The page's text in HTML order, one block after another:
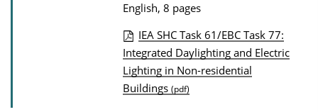
English, 8 pages
P
u
b
IEA SHC Task 61/EBC Task 77:
Integrated Daylighting and Electric
Lighting in Non-residential
Buildings (pdf)